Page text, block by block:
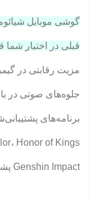
قبلی در اختیار شما
مزیت رقابتی در
جلوه‌های صوتی در
Genshin Impact پشتیبانی می‌شوند.